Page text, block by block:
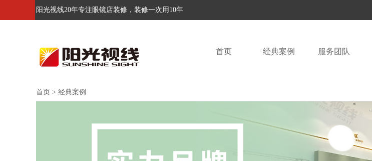
阳光视线20年专注眼镜店装修，装修一次用10年
首页 经典案例 服务团队
首页 > 经典案例